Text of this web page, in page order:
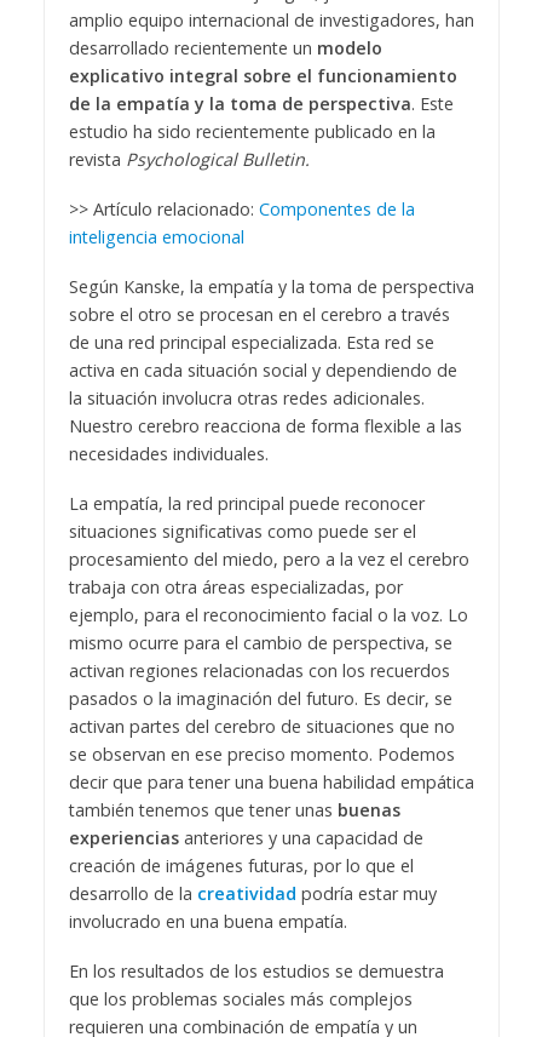
amplio equipo internacional de investigadores, han
desarrollado recientemente un modelo
explicativo integral sobre el funcionamiento
de la empatía y la toma de perspectiva. Este
estudio ha sido recientemente publicado en la
revista Psychological Bulletin.
>> Artículo relacionado: Componentes de la
inteligencia emocional
Según Kanske, la empatía y la toma de perspectiva
sobre el otro se procesan en el cerebro a través
de una red principal especializada. Esta red se
activa en cada situación social y dependiendo de
la situación involucra otras redes adicionales.
Nuestro cerebro reacciona de forma flexible a las
necesidades individuales.
La empatía, la red principal puede reconocer
situaciones significativas como puede ser el
procesamiento del miedo, pero a la vez el cerebro
trabaja con otra áreas especializadas, por
ejemplo, para el reconocimiento facial o la voz. Lo
mismo ocurre para el cambio de perspectiva, se
activan regiones relacionadas con los recuerdos
pasados o la imaginación del futuro. Es decir, se
activan partes del cerebro de situaciones que no
se observan en ese preciso momento. Podemos
decir que para tener una buena habilidad empática
también tenemos que tener unas buenas
experienciasanteriores y una capacidad de
creación de imágenes futuras, por lo que el
desarrollo de la creatividad podría estar muy
involucrado en una buena empatía.
En los resultados de los estudios se demuestra
que los problemas sociales más complejos
requieren una combinación de empatía y un